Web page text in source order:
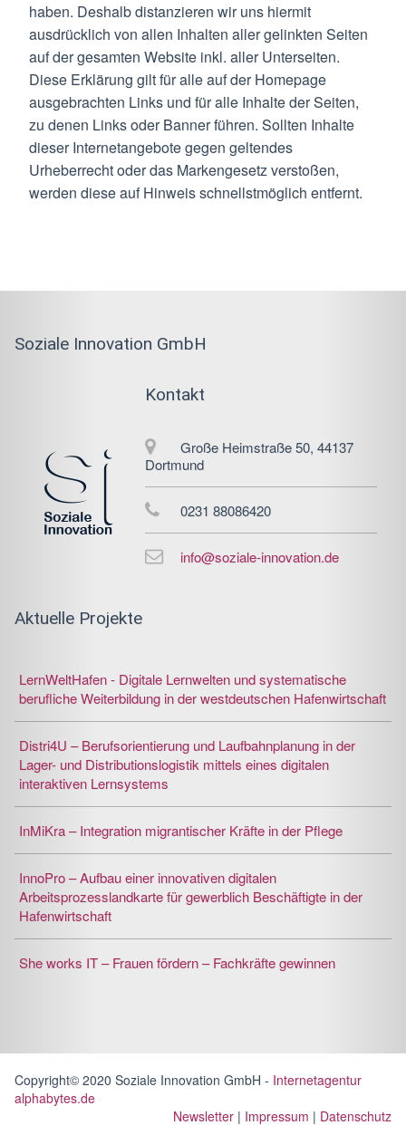
haben. Deshalb distanzieren wir uns hiermit
ausdrücklich von allen Inhalten aller gelinkten Seiten
auf der gesamten Website inkl. aller Unterseiten.
Diese Erklärung gilt für alle auf der Homepage
ausgebrachten Links und für alle Inhalte der Seiten,
zu denen Links oder Banner führen. Sollten Inhalte
dieser Internetangebote gegen geltendes
Urheberrecht oder das Markengesetz verstoßen,
werden diese auf Hinweis schnellstmöglich entfernt.
Soziale Innovation GmbH
Kontakt
Große Heimstraße 50, 44137
Dortmund
0231 88086420
info@soziale-innovation.de
Aktuelle Projekte
LernWeltHafen - Digitale Lernwelten und systematische
berufliche Weiterbildung in der westdeutschen Hafenwirtschaft
Distri4U – Berufsorientierung und Laufbahnplanung in der
Lager- und Distributionslogistik mittels eines digitalen
interaktiven Lernsystems
InMiKra – Integration migrantischer Kräfte in der Pflege
InnoPro – Aufbau einer innovativen digitalen
Arbeitsprozesslandkarte für gewerblich Beschäftigte in der
Hafenwirtschaft
She works IT – Frauen fördern – Fachkräfte gewinnen
Copyright© 2020 Soziale Innovation GmbH - Internetagentur
alphabytes.de
Newsletter | Impressum | Datenschutz